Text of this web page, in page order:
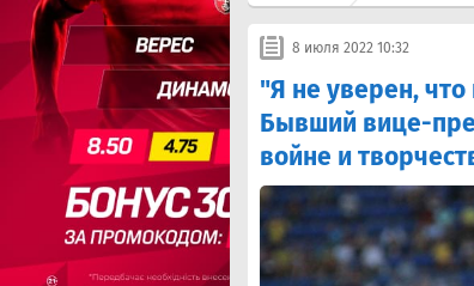
8 июля 2022 10:32
"Я не уверен,
Бывший вице-
войне и